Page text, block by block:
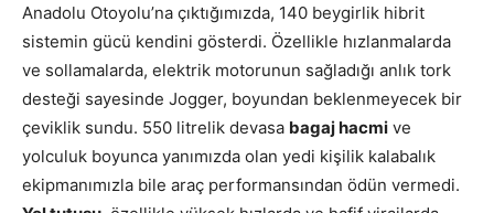
Anadolu Otoyolu’na çıktığımızda, 140 beygirlik hibrit
sistemin gücü kendini gösterdi. Özellikle hızlanmalarda
ve sollamalarda, elektrik motorunun sağladığı anlık tork
desteği sayesinde Jogger, boyundan beklenmeyecek bir
çeviklik sundu. 550 litrelik devasa bagaj hacmi ve
yolculuk boyunca yanımızda olan yedi kişilik kalabalık
ekipmanımızla bile araç performansından ödün vermedi.